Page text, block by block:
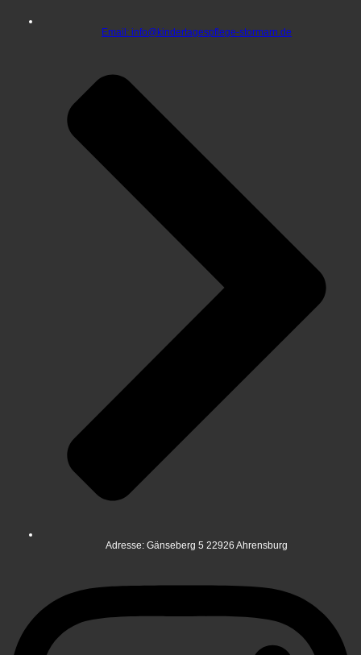
Email: info@kindertagespflege-stormarn.de
Adresse: Gänseberg 5 22926 Ahrensburg